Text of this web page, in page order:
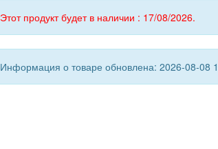
Этот продукт будет в наличии : 17/08/2026.
Информация о товаре обновлена: 2026-08-08